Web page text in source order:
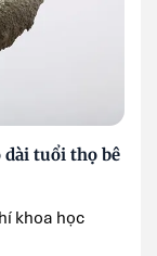
tuổi thọ bê
khoa học